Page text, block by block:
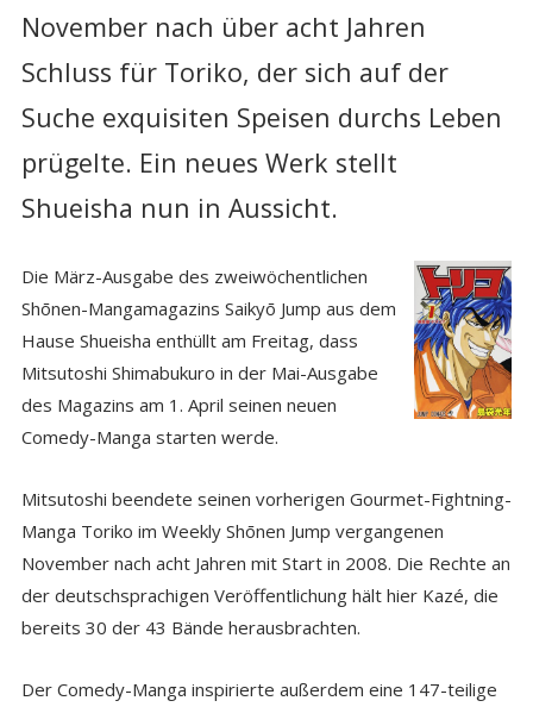
November nach über acht Jahren
Schluss für Toriko, der sich auf der
Suche exquisiten Speisen durchs Leben
prügelte. Ein neues Werk stellt
Shueisha nun in Aussicht.
Die März-Ausgabe des zweiwöchentlichen
Shōnen-Mangamagazins Saikyō Jump aus dem
Hause Shueisha enthüllt am Freitag, dass
Mitsutoshi Shimabukuro in der Mai-Ausgabe
des Magazins am 1. April seinen neuen
Comedy-Manga starten werde.
Mitsutoshi beendete seinen vorherigen Gourmet-Fightning-
Manga Toriko im Weekly Shōnen Jump vergangenen
November nach acht Jahren mit Start in 2008. Die Rechte an
der deutschsprachigen Veröffentlichung hält hier Kazé, die
bereits 30 der 43 Bände herausbrachten.
Der Comedy-Manga inspirierte außerdem eine 147-teilige